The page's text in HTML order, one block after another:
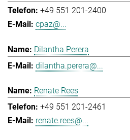
+49 551 201-2400
cpaz@...
Dilantha Perera
dilantha.perera@...
Renate Rees
+49 551 201-2461
renate.rees@...